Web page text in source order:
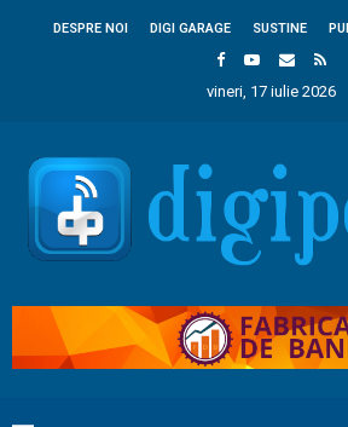
DESPRE NOI DIGI GARAGE SUSTINE
vineri, 17 iulie 2026